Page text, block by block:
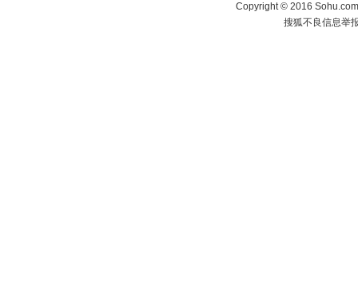
Copyright©2016
搜狐不良信息举